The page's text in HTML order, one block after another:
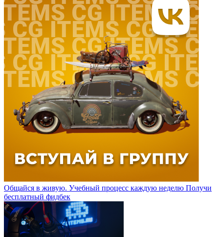
Общайся в живую. Учебный процесс каждую неделю Получи
бесплатный фидбек